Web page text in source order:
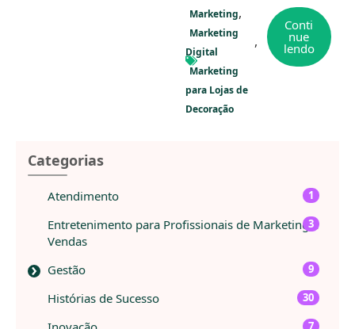
Marketing
Marketing
Digital
Marketing
para Lojas de
Decoração
Conti
nue
lendo
Categorias
Atendimento 1
Entretenimento para Profissionais de Marketing e
Vendas
3
Gestão 9
Histórias de Sucesso 30
7